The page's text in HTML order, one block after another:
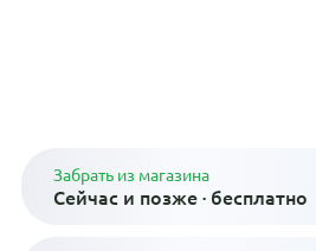
Забрать из магазина
Сейчас и позже · бесплатно